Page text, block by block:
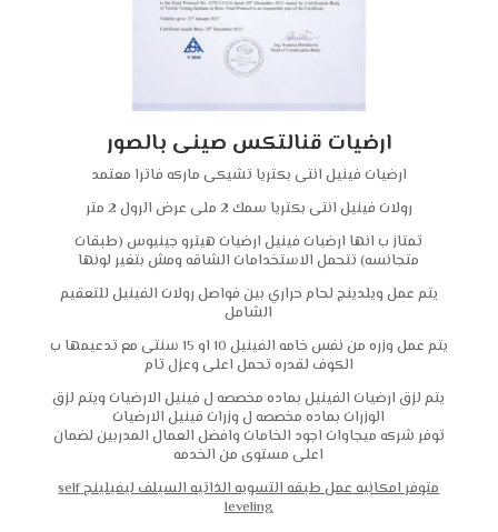
ارضيات قنالتكس صينى بالصور
ارضيات فينيل انتى بكتريا تشيكى ماركه فاترا معتمد
رولات فينيل انتى بكتريا سمك 2 ملى عرض الرول 2 متر
تمتاز ب انها ارضيات فينيل ارضيات هيترو جينيوس (طبقات
متجانسه) تتحمل الاستخدامات الشاقه ومش بتغير لونها
يتم عمل ويلدينج لحام حراري بين فواصل رولات الفينيل للتعقيم
الشامل
يتم عمل وزره من نفس خامه الفينيل 10 او 15 سنتى مع تدعيمها ب
الكوف لقدره تحمل اعلى وعزل تام
يتم لزق ارضيات الفينيل بماده مخصصه ل فينيل الارضيات ويتم لزق
الوزرات بماده مخصصه ل وزرات فينيل الارضيات
توفر شركه ميجاوات اجود الخامات وافضل العمال المدربين لضمان
اعلى مستوى من الخدمه
متوفر امكانيه عمل طبقه التسويه الذاتيه السيلف ليفيلينج self
leveling